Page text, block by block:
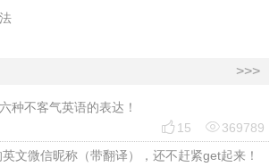
>>>
种不客气英语的表达！
 15 369789
文微信昵称（带翻译），还不赶紧get起来！